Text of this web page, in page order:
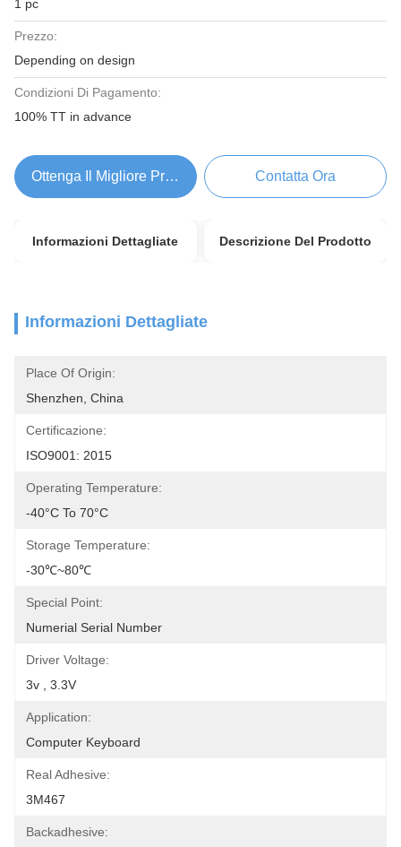
1 pc
Prezzo:
Depending on design
Condizioni Di Pagamento:
100% TT in advance
Ottenga Il Migliore Prezzo Contatta Ora
Informazioni Dettagliate Descrizione Del Prodotto
Informazioni Dettagliate
Place Of Origin:
Shenzhen, China
Certificazione:
ISO9001: 2015
Operating Temperature:
-40°C To 70°C
Storage Temperature:
-30℃~80℃
Special Point:
Numerial Serial Number
Driver Voltage:
3v , 3.3V
Application:
Computer Keyboard
Real Adhesive:
3M467
Backadhesive: